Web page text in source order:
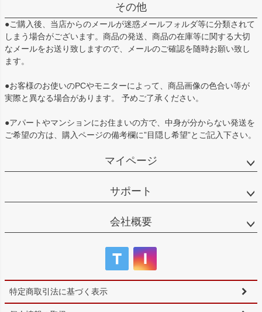
その他
●ご購入後、当店からのメールが迷惑メールフォルダ等に分類されて
しまう場合がございます。商品の発送、商品の在庫等に関する大切
なメールをお送り致しますので、メールのご確認を随時お願い致し
ます。
●お客様のお使いのPCやモニターによって、商品画像の色合い等が
実際と異なる場合があります。 予めご了承ください。
●アパートやマンションにお住まいの方で、中身が分からない発送を
ご希望の方は、購入ページの備考欄に”目隠し希望”とご記入下さい。
マイページ
サポート
会社概要
特定商取引法に基づく表示